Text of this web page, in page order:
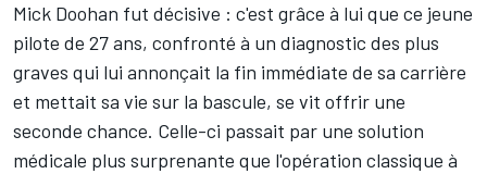
Mick Doohan fut décisive : c'est grâce à lui que ce jeune
pilote de 27 ans, confronté à un diagnostic des plus
graves qui lui annonçait la fin immédiate de sa carrière
et mettait sa vie sur la bascule, se vit offrir une
seconde chance. Celle-ci passait par une solution
médicale plus surprenante que l'opération classique à